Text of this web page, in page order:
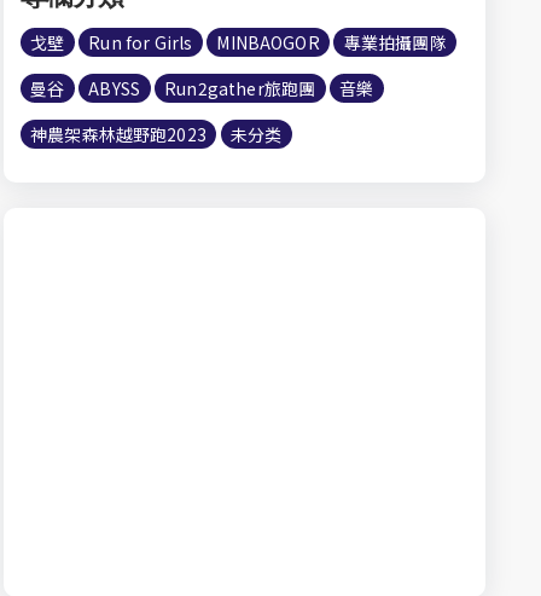
戈壁 Run for Girls MINBAOGOR
專業拍攝團隊
曼谷
ABYSS Run2gather旅跑團
音樂
神農架森林越野跑2023
未分类